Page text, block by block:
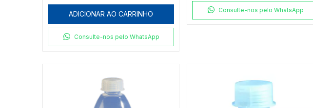
ADICIONAR AO CARRINHO
Consulte-nos pelo WhatsApp
Consulte-nos pelo WhatsApp